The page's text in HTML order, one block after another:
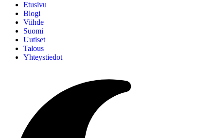
Etusivu
Blogi
Viihde
Suomi
Uutiset
Talous
Yhteystiedot